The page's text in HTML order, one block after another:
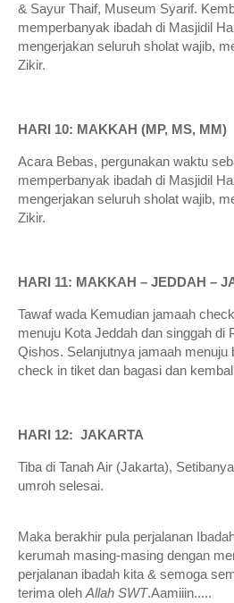
& Sayur Thaif, Museum Syarif.
memperbanyak ibadah di Masjidil
mengerjakan seluruh sholat wajib,
Zikir.
HARI 10: MAKKAH (MP, MS, MM)
Acara Bebas, pergunakan waktu
memperbanyak ibadah di Masjidil
mengerjakan seluruh sholat wajib,
Zikir.
HARI 11: MAKKAH – JEDDAH –
Tawaf wada Kemudian jamaah
menuju Kota Jeddah dan singgah di
Qishos. Selanjutnya jamaah menuju
check in tiket dan bagasi dan
HARI 12: JAKARTA
Tiba di Tanah Air (Jakarta),
umroh selesai.
Maka berakhir pula perjalanan
kerumah masing-masing dengan
perjalanan ibadah kita & semoga
terima oleh Allah SWT.Aamiiin.....